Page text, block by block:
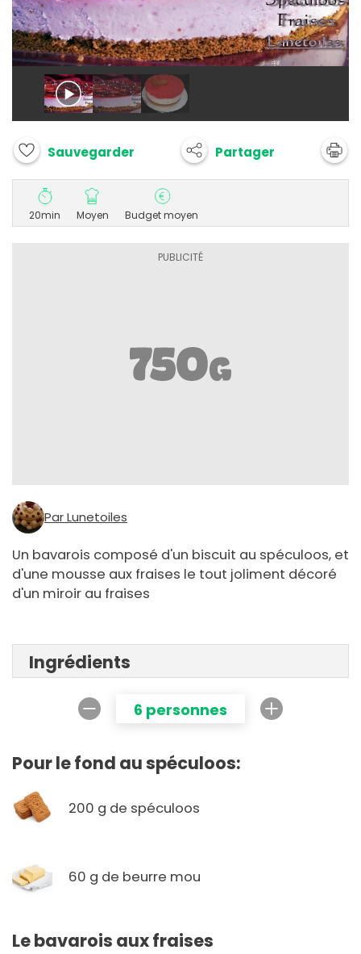
Sauvegarder Partager
20min Moyen Budget moyen
Par Lunetoiles
Un bavarois composé d'un biscuit au spéculoos, et
d'une mousse aux fraises le tout joliment décoré
d'un miroir au fraises
Ingrédients
6 personnes
Pour le fond au spéculoos:
200 g de spéculoos
60 g de beurre mou
Le bavarois aux fraises